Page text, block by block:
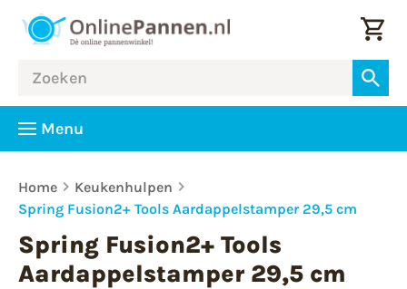
Menu
Home
Keukenhulpen
Spring Fusion2+ Tools Aardappelstamper 29,5 cm
Spring Fusion2+ Tools
Aardappelstamper 29,5 cm